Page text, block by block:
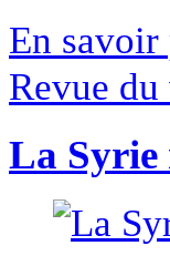
En savoir
Revue du
La Syrie